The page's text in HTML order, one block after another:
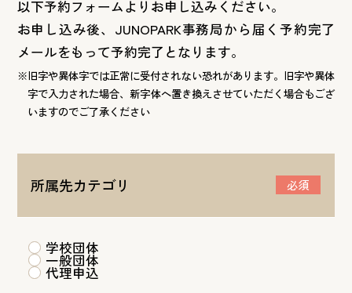
以下予約フォームよりお申し込みください。
お申し込み後、JUNOPARK事務局から届く予約完了
メールをもって予約完了となります。
※旧字や異体字では正常に受付されない恐れがあります。旧字や異体
字で入力された場合、新字体へ置き換えさせていただく場合もござ
いますのでご了承ください
所属先カテゴリ 必須
学校団体
一般団体
代理申込